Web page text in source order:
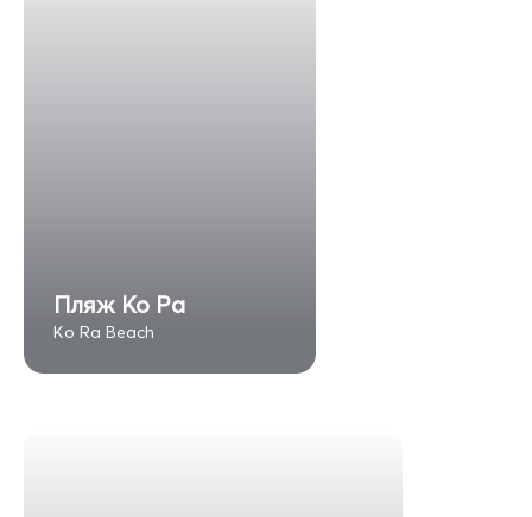
Пляж Ко Ра
Ko Ra Beach